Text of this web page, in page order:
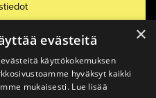
×
evästeitä
käyttökokemuksen
hyväksyt kaikki
mukaisesti. Lue lisää